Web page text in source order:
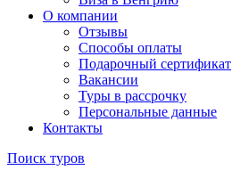
О компании
Отзывы
Способы оплаты
Подарочный сертификат
Вакансии
Туры в рассрочку
Персональные данные
Контакты
Поиск туров